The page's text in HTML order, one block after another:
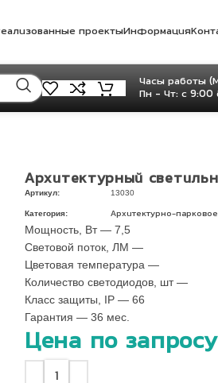
проектыИнформация
Часы работы
Пн - Чт: с 9:00
Архитектурный
Артикул: 13030
Категория: Архитектурно-
Мощность, Вт — 7,5
Световой поток, ЛМ —
Цветовая температура —
Количество светодиодов, шт —
Класс защиты, IP — 66
Гарантия — 36 мес.
Цена по запросу